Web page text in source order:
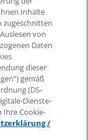
und ein
International
Limited by
die Struktur
Sie
.
für
Inhalte
zugeschnitten
von
Daten
dieser
gemäß
(DS-
Dienste-
Ihre Cookie-
/